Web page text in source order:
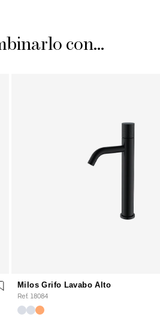
con...
Milos Grifo Lavabo Alto
Ref. 18084